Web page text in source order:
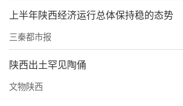
子，培育德智体美劳全面发展的
下一步，佳县将持续深化新时
道德建设工作，大力宣传“新
进事迹，激励全县广大青少年
争做有理想、敢担当、能吃苦
上半年陕西经济运行总体保持稳的态势
三秦都市报
陕西出土罕见陶俑
文物陕西